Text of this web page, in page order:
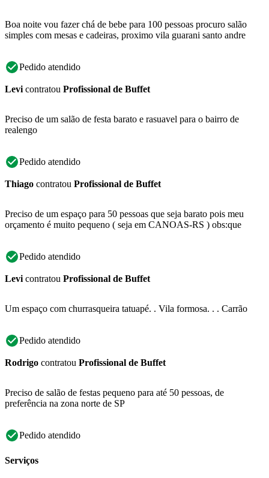
Boa noite vou fazer chá de bebe para 100 pessoas procuro salão
simples com mesas e cadeiras, proximo vila guarani santo andre
Pedido atendido
Levi contratou Profissional de Buffet
Preciso de um salão de festa barato e rasuavel para o bairro de
realengo
Pedido atendido
Thiago contratou Profissional de Buffet
Preciso de um espaço para 50 pessoas que seja barato pois meu
orçamento é muito pequeno ( seja em CANOAS-RS ) obs:que
Pedido atendido
Levi contratou Profissional de Buffet
Um espaço com churrasqueira tatuapé. . Vila formosa. . . Carrão
Pedido atendido
Rodrigo contratou Profissional de Buffet
Preciso de salão de festas pequeno para até 50 pessoas, de
preferência na zona norte de SP
Pedido atendido
Serviços